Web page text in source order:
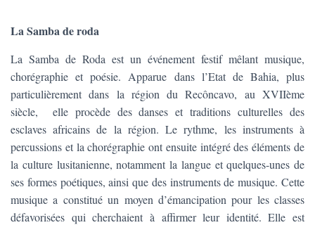
La Samba de roda
La Samba de Roda est un événement festif mêlant musique,
chorégraphie et poésie. Apparue dans l’Etat de Bahia, plus
particulièrement dans la région du Recôncavo, au XVIIème
siècle, elle procède des danses et traditions culturelles des
esclaves africains de la région. Le rythme, les instruments à
percussions et la chorégraphie ont ensuite intégré des éléments de
la culture lusitanienne, notamment la langue et quelques-unes de
ses formes poétiques, ainsi que des instruments de musique. Cette
musique a constitué un moyen d’émancipation pour les classes
défavorisées qui cherchaient à affirmer leur identité. Elle est